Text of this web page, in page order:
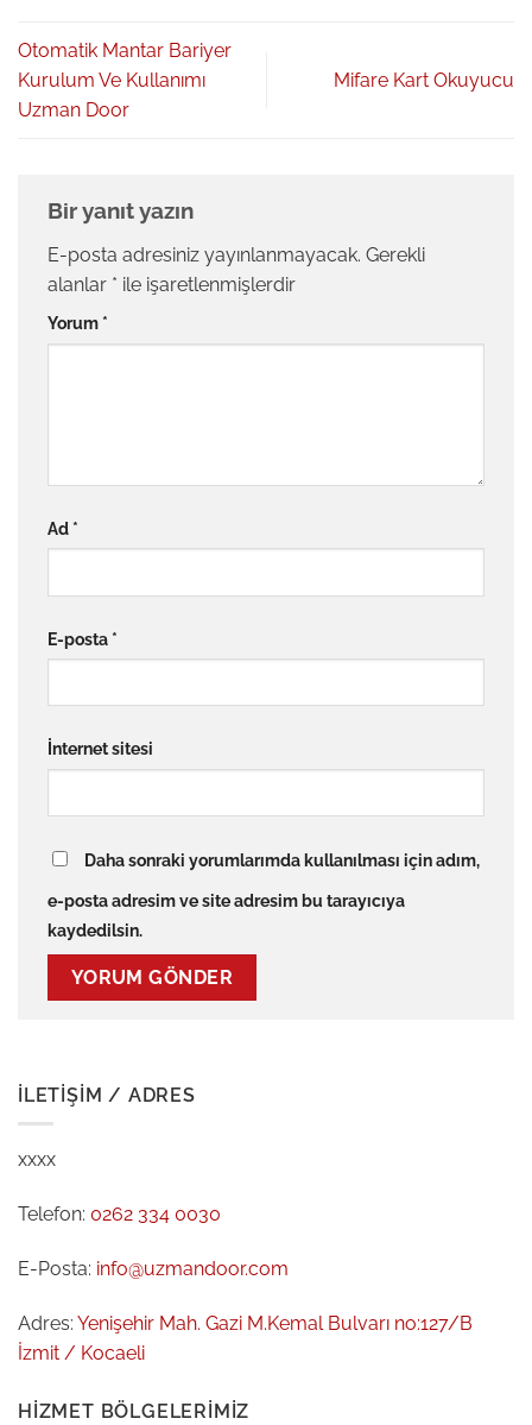
Otomatik Mantar Bariyer
Kurulum Ve Kullanımı
Uzman Door
Mifare Kart Okuyucu
Bir yanıt yazın
E-posta adresiniz yayınlanmayacak. Gerekli
alanlar * ile işaretlenmişlerdir
Yorum *
Ad *
E-posta *
İnternet sitesi
Daha sonraki yorumlarımda kullanılması için adım,
e-posta adresim ve site adresim bu tarayıcıya
kaydedilsin.
İLETIŞIM / ADRES
xxxx
Telefon: 0262 334 0030
E-Posta: info@uzmandoor.com
Adres: Yenişehir Mah. Gazi M.Kemal Bulvarı no:127/B
İzmit / Kocaeli
HIZMET BÖLGELERIMIZ